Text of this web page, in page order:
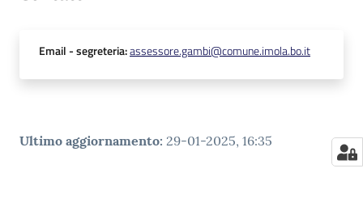
Email- segreteria:assessore.gambi@comune.imola.bo.it
Ultimo aggiornamento: 29-01-2025, 16:35